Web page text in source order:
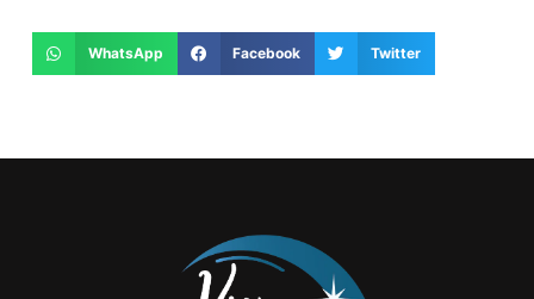
WhatsApp Facebook Twitter